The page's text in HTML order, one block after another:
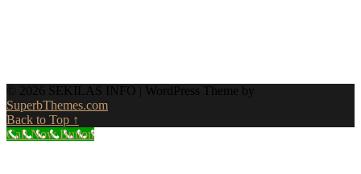
© 2026 SEKILAS INFO
| WordPress Theme by
SuperbThemes.com
Back to Top ↑
Call Now Button